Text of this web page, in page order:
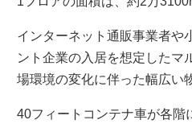
インターネット通販事業者や
ント企業の入居を想定したマ
場環境の変化に伴った幅広い
40フィートコンテナ車が各階